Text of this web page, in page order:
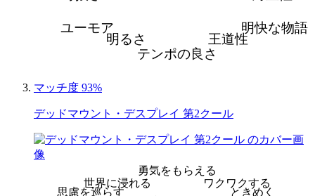
明快な物語
王道性
テンポの良さ
明るさ
ユーモア
マッチ度 93%
デッドマウント・デスプレイ 第2クール
勇気をもらえる
ワクワクする
ときめく
思慮を巡らす
世界に浸れる